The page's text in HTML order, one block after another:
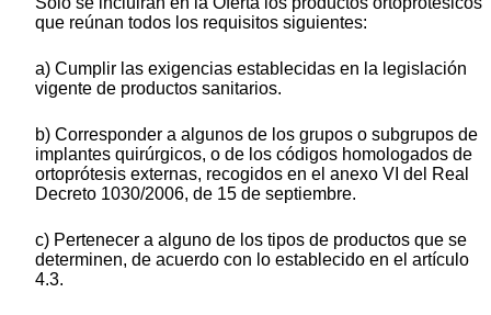
que reúnan todos los requisitos siguientes:
a) Cumplir las exigencias establecidas en la legislación
vigente de productos sanitarios.
b) Corresponder a algunos de los grupos o subgrupos de
implantes quirúrgicos, o de los códigos homologados de
ortoprótesis externas, recogidos en el anexo VI del Real
Decreto 1030/2006, de 15 de septiembre.
c) Pertenecer a alguno de los tipos de productos que se
determinen, de acuerdo con lo establecido en el artículo
4.3.